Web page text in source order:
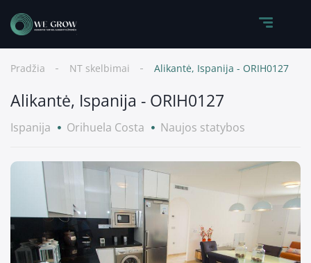
Pradžia NT skelbimai Alikantė, Ispanija - ORIH0127
Alikantė, Ispanija - ORIH0127
Ispanija Orihuela Costa Naujos statybos